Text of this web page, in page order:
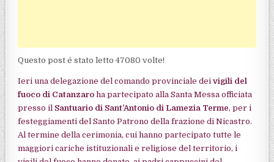
Questo post é stato letto 47080 volte!
Ieri una delegazione del comando provinciale deivigili del
fuoco di Catanzaro ha partecipato alla Santa Messa officiata
presso il Santuario di Sant’Antonio di Lamezia Terme, per i
festeggiamenti del Santo Patrono della frazione di Nicastro.
Al termine della cerimonia, cui hanno partecipato tutte le
maggiori cariche istituzionali e religiose del territorio, i